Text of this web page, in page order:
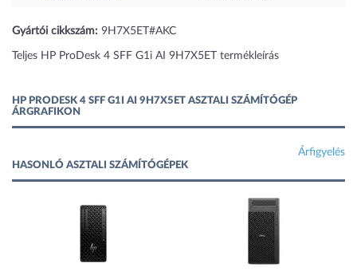
Gyártói cikkszám: 9H7X5ET#AKC
Teljes HP ProDesk 4 SFF G1i AI 9H7X5ET termékleírás
HP PRODESK 4 SFF G1I AI 9H7X5ET ASZTALI SZÁMÍTÓGÉP
ÁRGRAFIKON
Árfigyelés
HASONLÓ ASZTALI SZÁMÍTÓGÉPEK